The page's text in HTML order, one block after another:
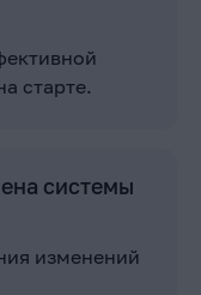
старте.
системы
изменений